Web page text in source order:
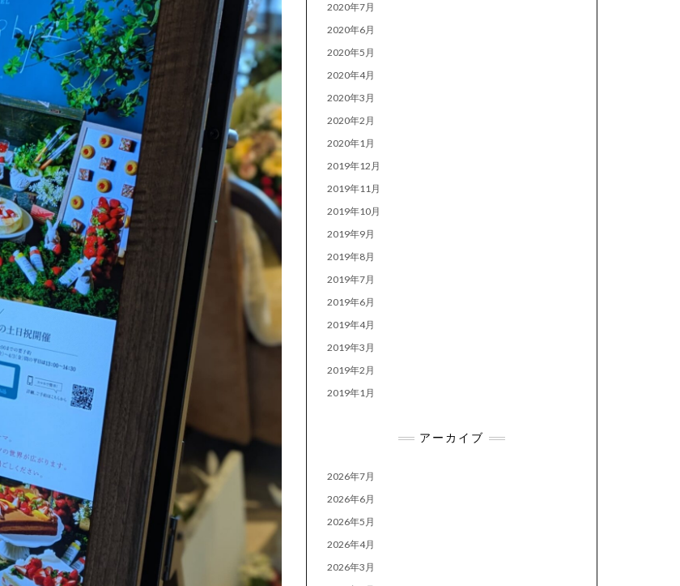
2020年7月
2020年6月
2020年5月
2020年4月
2020年3月
2020年2月
2020年1月
2019年12月
2019年11月
2019年10月
2019年9月
2019年8月
2019年7月
2019年6月
2019年4月
2019年3月
2019年2月
2019年1月
アーカイブ
2026年7月
2026年6月
2026年5月
2026年4月
2026年3月